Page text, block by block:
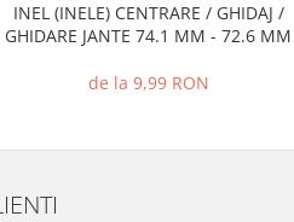
INEL (INELE) CENTRARE / GHIDAJ /
GHIDARE JANTE 74.1 MM - 72.6 MM
de la 9,99 RON